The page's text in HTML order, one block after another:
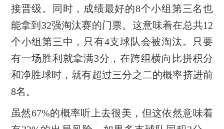
接晋级。同时，成绩最好的8个小组第三名也
能拿到32强淘汰赛的门票。这意味着在总共12
个小组第三中，只有4支球队会被淘汰。只要
有一场胜利就拿满3分，在跨组横向比拼积分
和净胜球时，就有超过三分之二的概率挤进前
8名。
虽然67%的概率听上去很美，但这依然意味着